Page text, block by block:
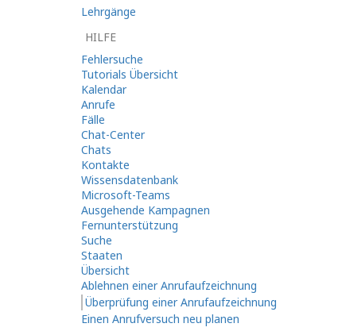
Lehrgänge
HILFE
Fehlersuche
Tutorials Übersicht
Kalendar
Anrufe
Fälle
Chat-Center
Chats
Kontakte
Wissensdatenbank
Microsoft-Teams
Ausgehende Kampagnen
Fernunterstützung
Suche
Staaten
Übersicht
Ablehnen einer Anrufaufzeichnung
Überprüfung einer Anrufaufzeichnung
Einen Anrufversuch neu planen